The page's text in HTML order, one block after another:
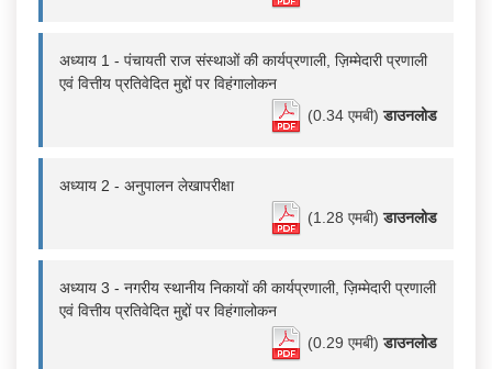
अध्याय 1 - पंचायती राज संस्थाओं की कार्यप्रणाली, ज़िम्मेदारी प्रणाली
एवं वित्तीय प्रतिवेदित मुद्दों पर विहंगालोकन
(0.34 एमबी)डाउनलोड
अध्याय 2 - अनुपालन लेखापरीक्षा
(1.28 एमबी)डाउनलोड
अध्याय 3 - नगरीय स्थानीय निकायों की कार्यप्रणाली, ज़िम्मेदारी प्रणाली
एवं वित्तीय प्रतिवेदित मुद्दों पर विहंगालोकन
(0.29 एमबी)डाउनलोड